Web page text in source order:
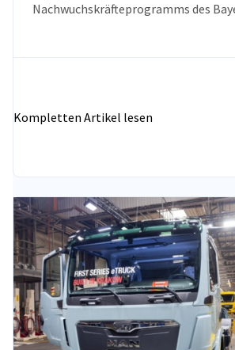
Nachwuchskräfteprogramms des
Marktentwicklungsperspektiven
Kompletten Artikel lesen